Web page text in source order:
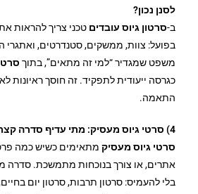
לסנן נכון?
ב-סרטון גיוס עובדים טכני צריך להראות
בפועל: צוות, ממשקים, סטנדרטים, ואתגרי
משפט שמגדיר “למי זה מתאים”, בתוך
כגרסה ייעודית לתפקיד. זה חוסך ראיונות
התאמה.
4) סרטי גיוס מעסיק: מתי עדיף סדרה קצרה במקום סרטון אחד?
סרטי גיוס מעסיק מתאימים כשיש כמה
אתרים, או צורך בנוכחות מתמשכת. סדרה
בלי להעמיס: סרטון תרבות, סרטון יום